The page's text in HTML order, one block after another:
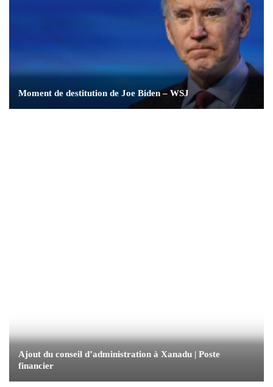
Moment de destitution de Joe Biden – WSJ
Ajout du conseil d’administration à Xanadu | Poste
financier